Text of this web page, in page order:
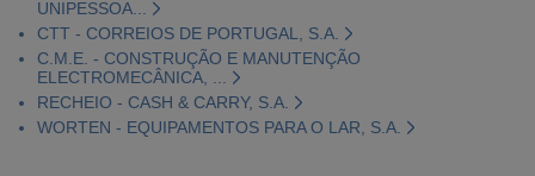
UNIPESSOA...
CTT - CORREIOS DE PORTUGAL, S.A.
C.M.E. - CONSTRUÇÃO E MANUTENÇÃO
ELECTROMECÂNICA, ...
RECHEIO - CASH & CARRY, S.A.
WORTEN - EQUIPAMENTOS PARA O LAR, S.A.